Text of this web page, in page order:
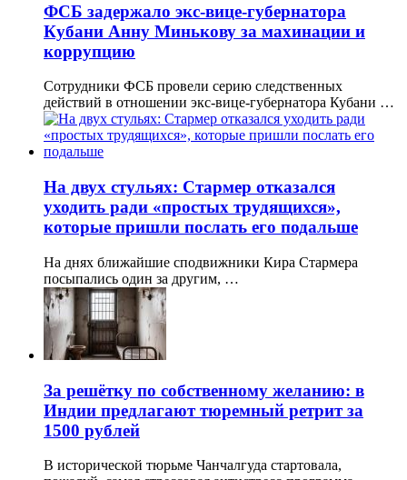
ФСБ задержало экс-вице-губернатора
Кубани Анну Минькову за махинации и
коррупцию
Сотрудники ФСБ провели серию следственных
действий в отношении экс-вице-губернатора Кубани …
На двух стульях: Стармер отказался
уходить ради «простых трудящихся»,
которые пришли послать его подальше
На днях ближайшие сподвижники Кира Стармера
посыпались один за другим, …
За решётку по собственному желанию: в
Индии предлагают тюремный ретрит за
1500 рублей
В исторической тюрьме Чанчалгуда стартовала,